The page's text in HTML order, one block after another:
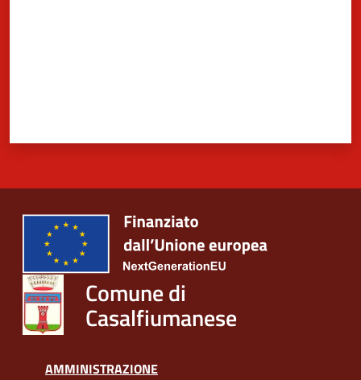
Comune di
Casalfiumanese
AMMINISTRAZIONE